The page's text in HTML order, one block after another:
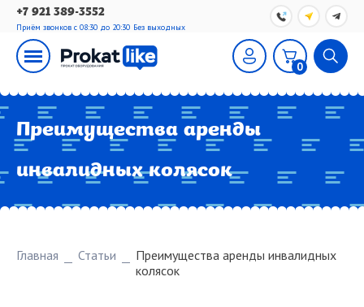
+7 921 389-3552
Приём звонков с 08:30 до 20:30 Без выходных
0
Преимущества аренды
инвалидных колясок
Главная Статьи
Преимущества аренды инвалидных
колясок